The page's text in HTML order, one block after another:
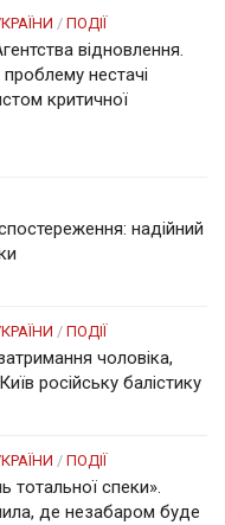
/ ПОДІЇ
відновлення.
нестачі
критичної
надійний
/ ПОДІЇ
чоловіка,
російську балістику
/ ПОДІЇ
тотальної спеки».
де незабаром буде